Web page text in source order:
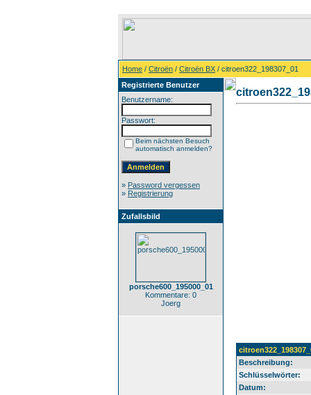
Home / Citroën / Citroën BX / citroen322_198307_01
Registrierte Benutzer
Benutzername:
Passwort:
Beim nächsten Besuch
automatisch anmelden?
» Password vergessen
» Registrierung
Zufallsbild
porsche600_195000_01
Kommentare: 0
Joerg
Beschreibung:
Schlüsselwörter:
Datum: